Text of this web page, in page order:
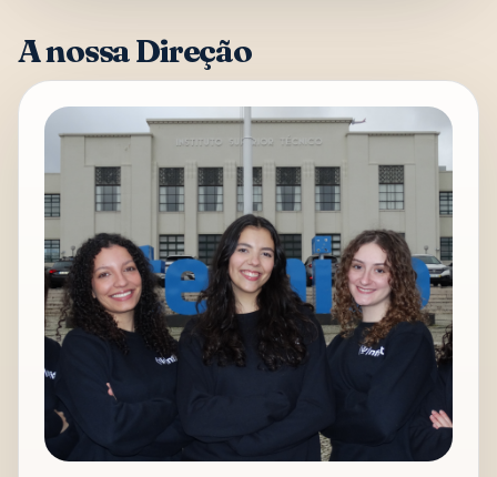
A nossa Direção